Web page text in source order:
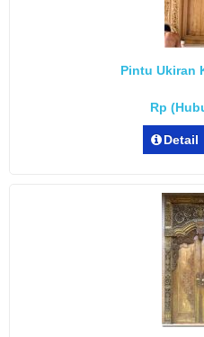
Pintu Ukiran
Rp
Detail